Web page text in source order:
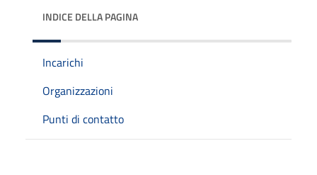
INDICE DELLA PAGINA
Incarichi
Organizzazioni
Punti di contatto